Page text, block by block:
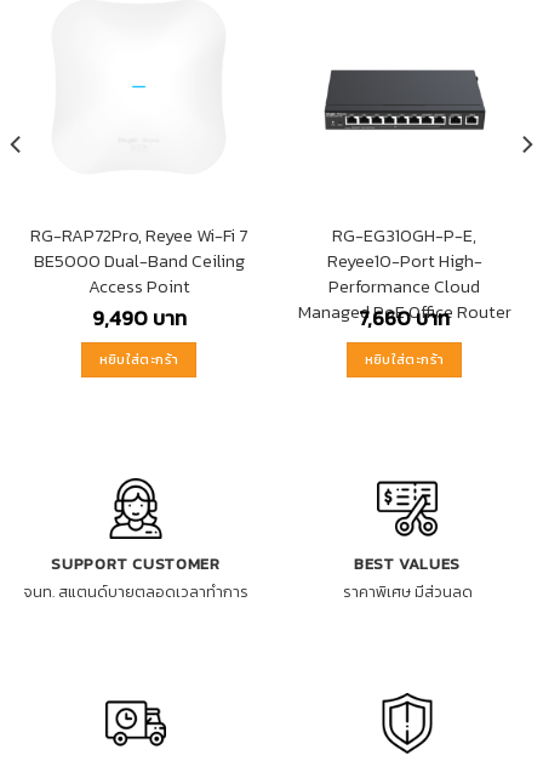
RG-RAP72Pro, Reyee Wi-Fi 7
BE5000 Dual-Band Ceiling
Access Point
9,490บาท
หยิบใส่ตะกร้า
RG-EG310GH-P-E,
Reyee10-Port High-
Performance Cloud
Managed PoE Office Router
7,660บาท
หยิบใส่ตะกร้า
SUPPORT CUSTOMER
จนท. สแตนด์บายตลอดเวลาทำการ
BEST VALUES
ราคาพิเศษ มีส่วนลด